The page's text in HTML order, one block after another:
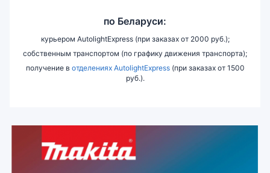
по Беларуси:
курьером AutolightExpress (при заказах от 2000 руб.);
собственным транспортом (по графику движения транспорта);
получение в отделениях AutolightExpress(при заказах от 1500
руб.).